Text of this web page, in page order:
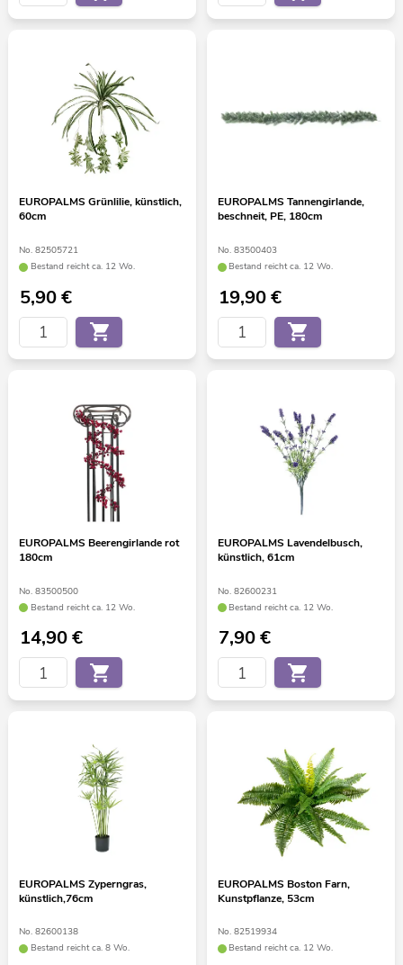
EUROPALMS Grünlilie, künstlich,
60cm
No. 82505721
Bestand reicht ca. 12 Wo.
5,90€
EUROPALMS Tannengirlande,
beschneit, PE, 180cm
No. 83500403
Bestand reicht ca. 12 Wo.
19,90€
EUROPALMS Beerengirlande rot
180cm
No. 83500500
Bestand reicht ca. 12 Wo.
14,90€
EUROPALMS Lavendelbusch,
künstlich, 61cm
No. 82600231
Bestand reicht ca. 12 Wo.
7,90€
EUROPALMS Zyperngras,
künstlich,76cm
No. 82600138
Bestand reicht ca. 8 Wo.
EUROPALMS Boston Farn,
Kunstpflanze, 53cm
No. 82519934
Bestand reicht ca. 12 Wo.